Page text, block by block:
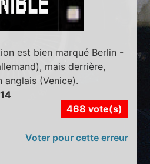
est bien marqué Berlin -
mais derrière,
anglais (Venice).
468 vote(s)
Voter pour cette erreur